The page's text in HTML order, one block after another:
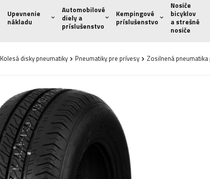
Upevnenie
nákladu
Automobilové
diely a
príslušenstvo
Kempingové
príslušenstvo
Nosiče
bicyklov
a strešné
nosiče
Kolesá disky pneumatiky Pneumatiky pre prívesy Zosilnená pneumatika